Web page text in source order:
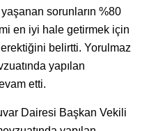
sorunların %80
en iyi hale getirmek için
belirtti. Yorulmaz
yapılan
etti.
Dairesi Başkan Vekili